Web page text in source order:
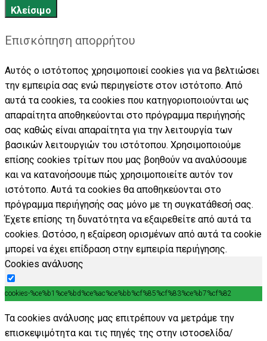
Κλείσιμο
Επισκόπηση απορρήτου
Αυτός ο ιστότοπος χρησιμοποιεί cookies για να βελτιώσει
την εμπειρία σας ενώ περιηγείστε στον ιστότοπο. Από
αυτά τα cookies, τα cookies που κατηγοριοποιούνται ως
απαραίτητα αποθηκεύονται στο πρόγραμμα περιήγησής
σας καθώς είναι απαραίτητα για την λειτουργία των
βασικών λειτουργιών του ιστότοπου. Χρησιμοποιούμε
επίσης cookies τρίτων που μας βοηθούν να αναλύσουμε
και να κατανοήσουμε πώς χρησιμοποιείτε αυτόν τον
ιστότοπο. Αυτά τα cookies θα αποθηκεύονται στο
πρόγραμμα περιήγησής σας μόνο με τη συγκατάθεσή σας.
Έχετε επίσης τη δυνατότητα να εξαιρεθείτε από αυτά τα
cookies. Ωστόσο, η εξαίρεση ορισμένων από αυτά τα cookie
μπορεί να έχει επίδραση στην εμπειρία περιήγησης.
Cookies ανάλυσης
cookies-%ce%b1%ce%bd%ce%ac%ce%bb%cf%85%cf%83%ce%b7%cf%82
Τα cookies ανάλυσης μας επιτρέπουν να μετράμε την
επισκεψιμότητα και τις πηγές της στην ιστοσελίδα/